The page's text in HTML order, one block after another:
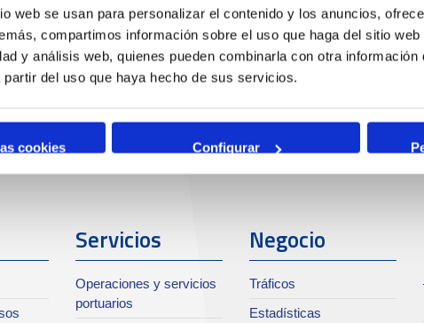
web se usan para personalizar el contenido y los anuncios,
compartimos información sobre el uso que haga del sitio
y análisis web, quienes pueden combinarla con otra información
partir del uso que haya hecho de sus servicios.
cookies Configurar
Servicios
Operaciones y servicios
portuarios
Negocio
Tráficos
Estadísticas